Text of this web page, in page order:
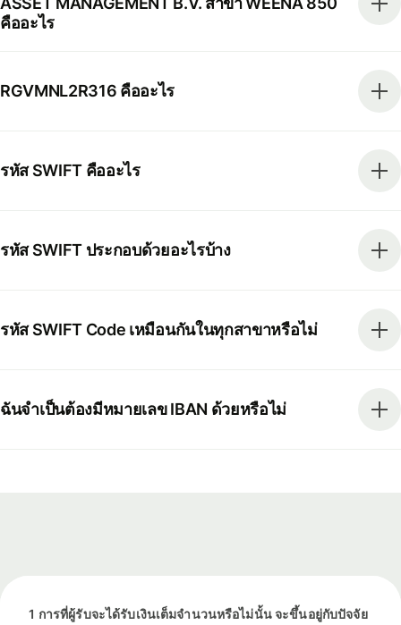
คืออะไร
RGVMNL2R316 คืออะไร
รหัส SWIFT คืออะไร
รหัส SWIFT ประกอบด้วยอะไรบ้าง
รหัส SWIFT Code เหมือนกันในทุกสาขาหรือไม่
ฉันจำเป็นต้องมีหมายเลข IBAN ด้วยหรือไม่
1 การที่ผู้รับจะได้รับเงินเต็มจำนวนหรือไม่นั้น จะขึ้นอยู่กับปัจจัย